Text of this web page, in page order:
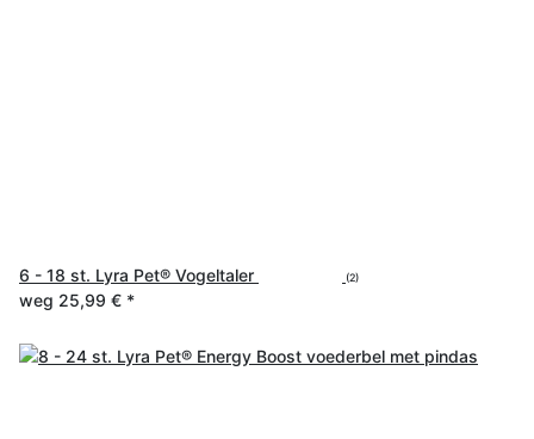
6 - 18 st. Lyra Pet® Vogeltaler (2)
weg 25,99 € *